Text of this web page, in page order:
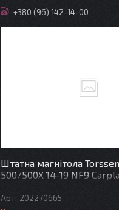
+380 (96) 142-14-00
Штатна магнітола
500/500X 14-19 NF9
202270665